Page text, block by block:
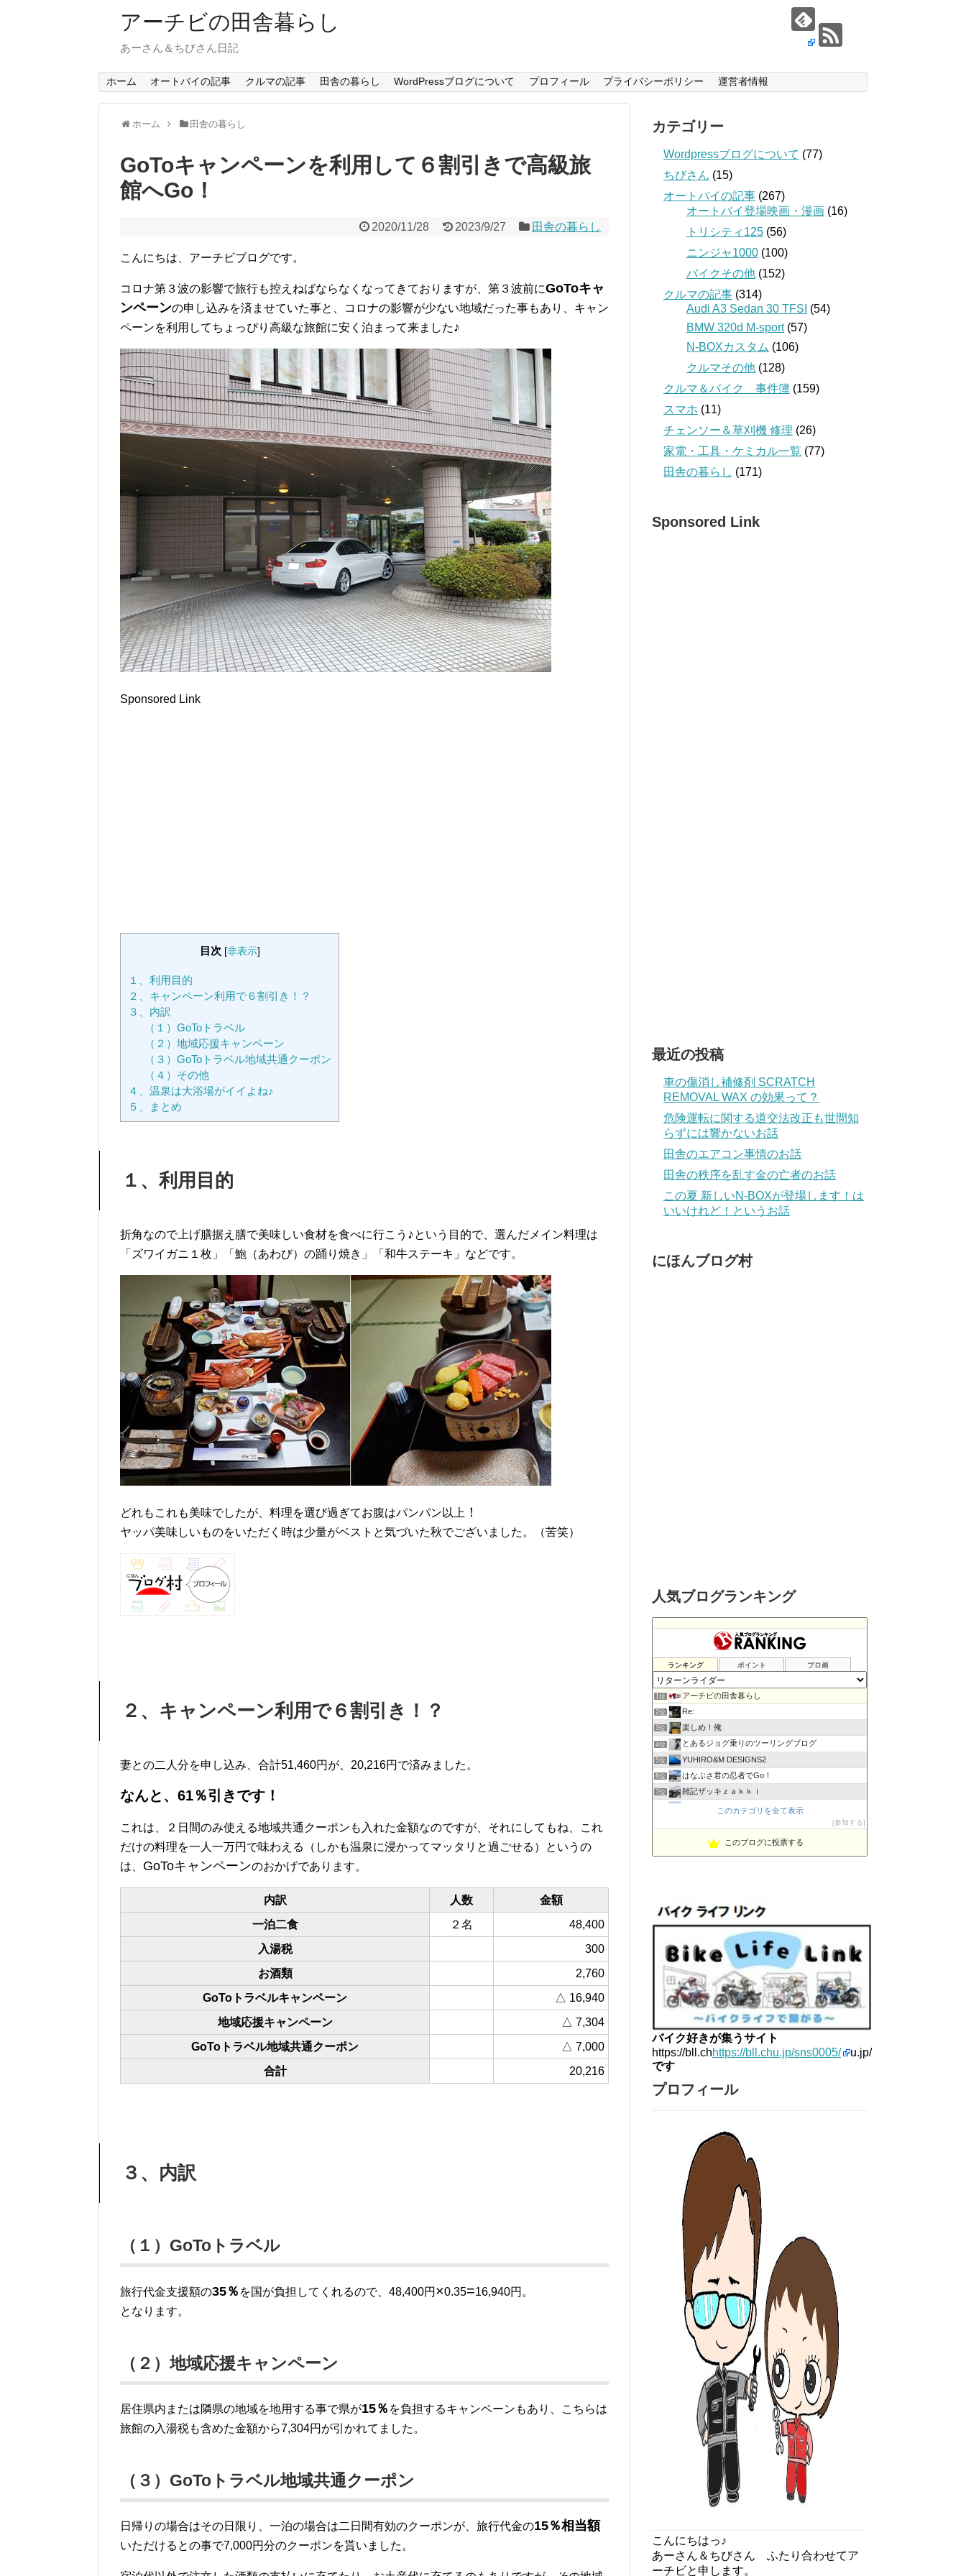
アーチビの田舎暮らし
あーさん＆ちびさん日記
ホーム オートバイの記事 クルマの記事 田舎の暮らし WordPressブログについて プロフィール プライバシーポリシー 運営者情報
ホーム 田舎の暮らし
GoToキャンペーンを利用して６割引きで高級旅
館へGo！
2020/11/28 2023/9/27 田舎の暮らし
こんにちは、アーチビブログです。
コロナ第３波の影響で旅行も控えねばならなくなってきておりますが、第３波前にGoToキャ
ンペーンの申し込みを済ませていた事と、コロナの影響が少ない地域だった事もあり、キャン
ペーンを利用してちょっぴり高級な旅館に安く泊まって来ました♪
Sponsored Link
目次 [非表示]
１、利用目的
２、キャンペーン利用で６割引き！？
３、内訳
（１）GoToトラベル
（２）地域応援キャンペーン
（３）GoToトラベル地域共通クーポン
（４）その他
４、温泉は大浴場がイイよね♪
５、まとめ
１、利用目的
折角なので上げ膳据え膳で美味しい食材を食べに行こう ♪という目的で、選んだメイン料理は
「ズワイガニ１枚」「鮑（あわび）の踊り焼き」「和牛ステーキ」などです。
どれもこれも美味でしたが、料理を選び過ぎてお腹はパンパン以上 ！
ヤッパ美味しいものをいただく時は少量がベストと気づいた秋でございました。（苦笑）
２、キャンペーン利用で６割引き！？
妻との二人分を申し込み、合計51,460円が、20,216円で済みました。
なんと、61％引きです！
これは、２日間のみ使える地域共通クーポンも入れた金額なのですが、それにしてもね、これ
だけの料理を一人一万円で味わえる（しかも温泉に浸かってマッタリと過ごせる）というの
は、 GoToキャンペーンのおかげであります。
内訳 人数
金額
一泊二食
２名
48,400
入湯税
300
お酒類
2,760
GoToトラベルキャンペーン
△ 16,940
地域応援キャンペーン
△ 7,304
GoToトラベル地域共通クーポン
△ 7,000
合計
20,216
３、内訳
（１）GoToトラベル
旅行代金支援額の35％ を国が負担してくれるので、48,400円 ×0.35=16,940円。
となります。
（２）地域応援キャンペーン
居住県内または隣県の地域を地用する事で県が15％ を負担するキャンペーンもあり、こちらは
旅館の入湯税も含めた金額から7,304円が引かれてました。
（３）GoToトラベル地域共通クーポン
日帰りの場合はその日限り、一泊の場合は二日間有効のクーポンが、旅行代金の15％相当額
いただけるとの事で7,000円分のクーポンを貰いました。
カテゴリー
Wordpressブログについて (77)
ちびさん (15)
オートバイの記事 (267)
オートバイ登場映画・漫画 (16)
トリシティ125 (56)
ニンジャ1000 (100)
バイクその他 (152)
クルマの記事 (314)
Audi A3 Sedan 30 TFSI (54)
BMW 320d M-sport(57)
N-BOXカスタム (106)
クルマその他 (128)
クルマ＆バイク 事件簿 (159)
スマホ (11)
チェンソー＆草刈機 修理 (26)
家電・工具・ケミカル一覧 (77)
田舎の暮らし (171)
Sponsored Link
最近の投稿
車の傷消し補修剤 SCRATCH
REMOVAL WAX の効果って？
危険運転に関する道交法改正も世間知
らずには響かないお話
田舎のエアコン事情のお話
田舎の秩序を乱す金の亡者のお話
この夏 新しいN-BOXが登場します！は
いいけれど！というお話
にほんブログ村
人気ブログランキング
ランキング ポイント ブロ画
1位 アーチビの田舎暮らし
2位 Re:
3位 楽しめ！俺
4位 とあるジョグ乗りのツーリングブログ
5位 YUHIRO&M DESIGNS2
6位 はなぶさ君の忍者でGo！
7位 雑記ザッキｚａｋｋｉ
PBOYS-BLUE
◆Akira's Candid Photography
11位 ビーテック・ジャーニー
15位 ほんまもん商会
このカテゴリを全て表示
参加する
このブログに投票する
バイク好きが集うサイト
https://bll.chhttps://bll.chu.jp/sns0005/
u.jp/
です
プロフィール
こんにちはっ♪
あーさん＆ちびさん ふたり合わせてア
ーチビと申します。